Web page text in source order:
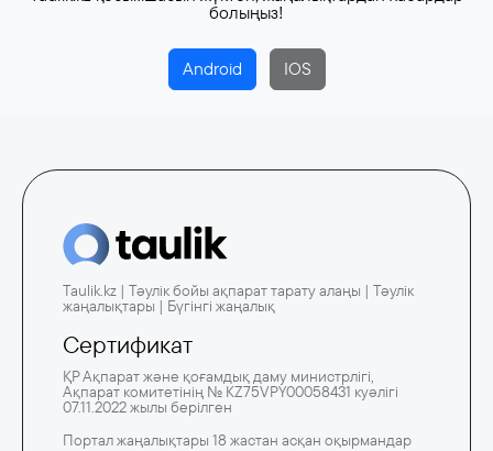
болыңыз!
Android IOS
Taulik.kz | Тәулік бойы ақпарат тарату алаңы | Тәулік
жаңалықтары | Бүгінгі жаңалық
Сертификат
ҚР Ақпарат және қоғамдық даму министрлігі,
Ақпарат комитетінің № KZ75VPY00058431 куәлігі
07.11.2022 жылы берілген
Портал жаңалықтары 18 жастан асқан оқырмандар